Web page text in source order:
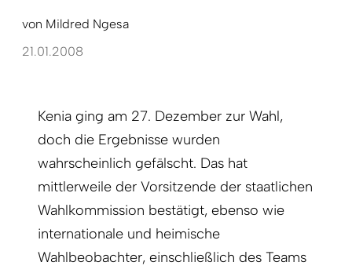
von Mildred Ngesa
21.01.2008
Kenia ging am 27. Dezember zur Wahl,
doch die Ergebnisse wurden
wahrscheinlich gefälscht. Das hat
mittlerweile der Vorsitzende der staatlichen
Wahlkommission bestätigt, ebenso wie
internationale und heimische
Wahlbeobachter, einschließlich des Teams